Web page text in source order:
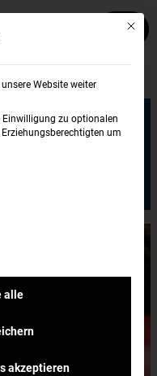
Mit
Website weiter
Einwilligung zu optionalen
um
Gruppen, für
alle
akzeptieren